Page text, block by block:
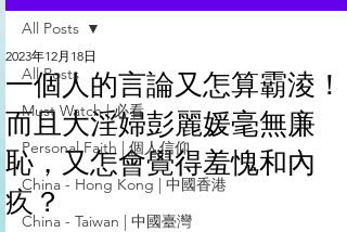
All Posts
Must Watch | 必看
Personal Faith | 個人信仰
China - Hong Kong | 中國香港
China - Taiwan | 中國臺灣
All Posts
一個人的言論又怎算霸淩！
而且大淫婦彭麗媛毫無廉
恥，又怎會覺得羞愧和內
疚？
2023年12月18日